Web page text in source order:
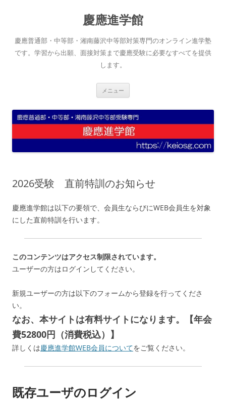
へ
ス
キ
慶應進学館
慶應普通部・中等部・湘南藤沢中等部対策専門のオンライン進学塾
です。学習から出願、面接対策まで慶應受験に必要なすべてを提供
します。
メニュー
2026受験 直前特訓のお知らせ
慶應進学館は以下の要領で、会員生ならびにWEB会員生を対象
にした直前特訓を行います。
このコンテンツはアクセス制限されています。
ユーザーの方はログインしてください。
新規ユーザーの方は以下のフォームから登録を行ってくださ
い。
なお、本サイトは有料サイトになります。【年会
費52800円（消費税込）】
詳しくは慶應進学館WEB会員についてをご覧ください。
既存ユーザのログイン